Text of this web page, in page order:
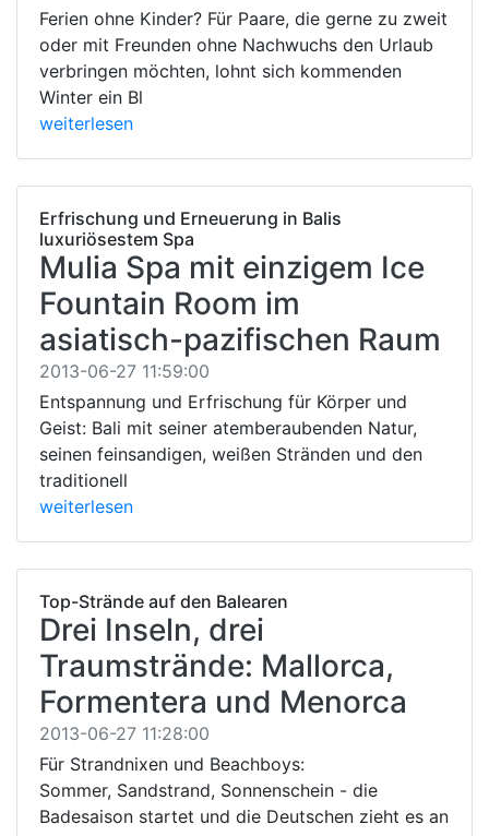
Ferien ohne Kinder? Für Paare, die gerne zu zweit
oder mit Freunden ohne Nachwuchs den Urlaub
verbringen möchten, lohnt sich kommenden
Winter ein Bl
weiterlesen
Erfrischung und Erneuerung in Balis
luxuriösestem Spa
Mulia Spa mit einzigem Ice
Fountain Room im
asiatisch-pazifischen Raum
2013-06-27 11:59:00
Entspannung und Erfrischung für Körper und
Geist: Bali mit seiner atemberaubenden Natur,
seinen feinsandigen, weißen Stränden und den
traditionell
weiterlesen
Top-Strände auf den Balearen
Drei Inseln, drei
Traumstrände: Mallorca,
Formentera und Menorca
2013-06-27 11:28:00
Für Strandnixen und Beachboys:
Sommer, Sandstrand, Sonnenschein - die
Badesaison startet und die Deutschen zieht es an